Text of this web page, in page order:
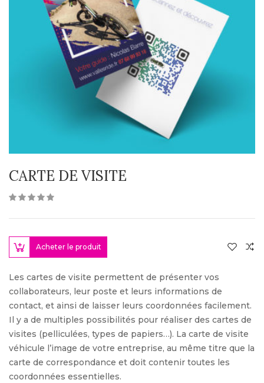
CARTE DE VISITE
Acheter le produit
Les cartes de visite permettent de présenter vos
collaborateurs, leur poste et leurs informations de
contact, et ainsi de laisser leurs coordonnées facilement.
Il y a de multiples possibilités pour réaliser des cartes de
visites (pelliculées, types de papiers…). La carte de visite
véhicule l’image de votre entreprise, au même titre que la
carte de correspondance et doit contenir toutes les
coordonnées essentielles.